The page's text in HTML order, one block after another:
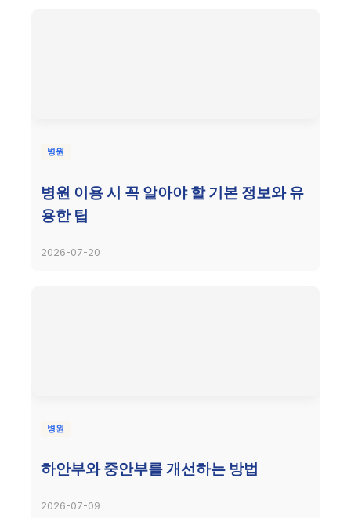
병원
병원 이용 시 꼭 알아야 할 기본 정보와 유
용한 팁
2026-07-20
병원
하안부와 중안부를 개선하는 방법
2026-07-09